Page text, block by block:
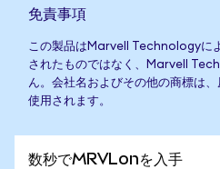
免責事項
この製品はMarvell Technologyに
されたものではなく、Marvell
ん。会社名およびその他の商標は
使用されます。
数秒でMRVLonを入手